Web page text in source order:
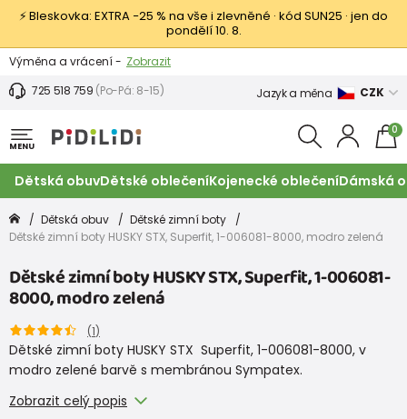
⚡ Bleskovka: EXTRA −25 % na vše i zlevněné · kód SUN25 · jen do
pondělí 10. 8.
Výměna a vrácení - Zobrazit
Sleva 100 Kč na první nákup -
725 518 759 (Po-Pá: 8-15) Jazyk a měna CZK
MENU
0
Dětská obuvDětské oblečeníKojenecké oblečeníDámská
Dětská obuv
Dětské zimní boty
Dětské zimní boty HUSKY STX, Superfit, 1-006081-8000, modro zelená
Dětské zimní boty HUSKY STX, Superfit, 1-006081-
8000, modro zelená
(1)
Dětské zimní boty HUSKY STX Superfit, 1-006081-8000, v
modro zelené barvě s membránou Sympatex.
Zobrazit celý popis